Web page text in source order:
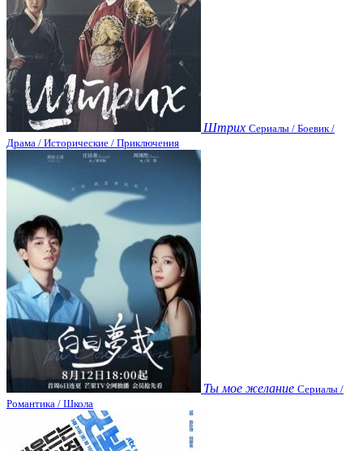
Штрих Сериалы / Боевик /
Драма / Исторические / Приключения
Ты мое желание Сериалы /
Романтика / Школа